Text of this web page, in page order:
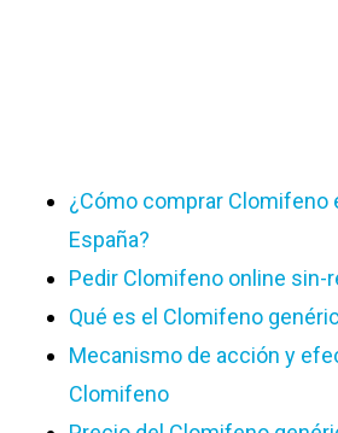
¿Cómo comprar Clomifeno
España?
Pedir Clomifeno online sin-
Qué es el Clomifeno
Mecanismo de acción y
Clomifeno